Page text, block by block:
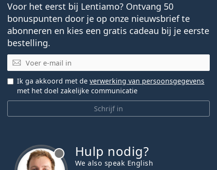
Voor het eerst bij Lentiamo? Ontvang 50
bonuspunten door je op onze nieuwsbrief te
abonneren en kies een gratis cadeau bij je eerste
bestelling.
E-mail
Schrijf in
Ik ga akkoord met de verwerking van persoonsgegevens
met het doel zakelijke communicatie
Hulp nodig?
We also speak English